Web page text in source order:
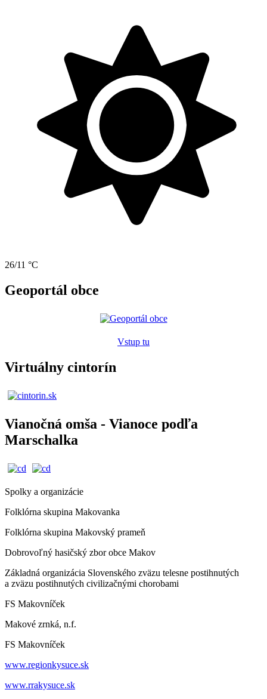
26/11 °C
Geoportál obce
Vstup tu
Virtuálny cintorín
Vianočná omša - Vianoce podľa
Marschalka
Spolky a organizácie
Folklórna skupina Makovanka
Folklórna skupina Makovský prameň
Dobrovoľný hasičský zbor obce Makov
Základná organizácia Slovenského zväzu telesne postihnutých
a zväzu postihnutých civilizačnými chorobami
FS Makovníček
Makové zrnká, n.f.
FS Makovníček
www.regionkysuce.sk
www.rrakysuce.sk